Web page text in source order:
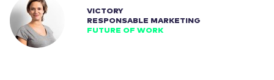
VICTORY
RESPONSABLE MARKETING
FUTURE OF WORK